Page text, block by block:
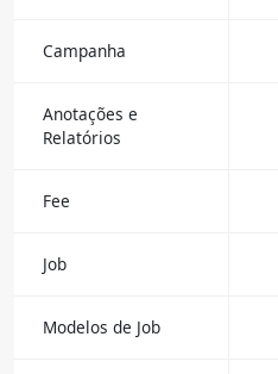
Campanha
Anotações e
Relatórios
Fee
Job
Modelos de Job